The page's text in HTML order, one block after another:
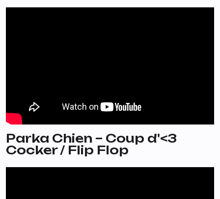
Parka Chien – Coup d'<3
Cocker / Flip Flop